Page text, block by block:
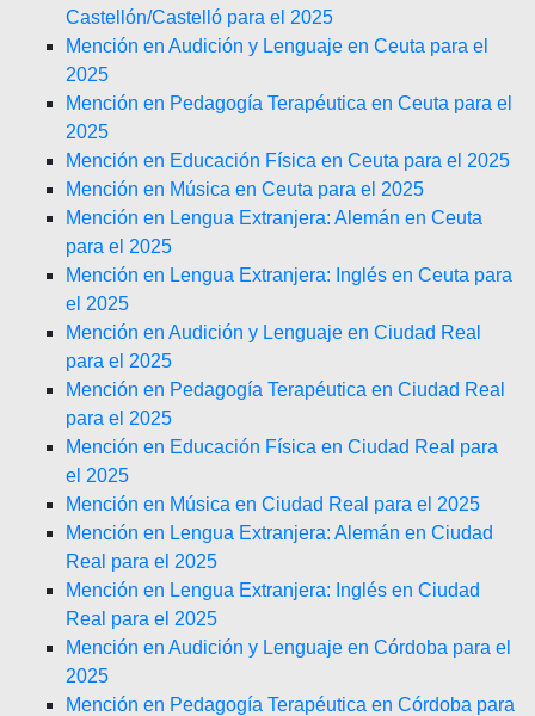
Castellón/Castelló para el 2025
Mención en Audición y Lenguaje en Ceuta para el
2025
Mención en Pedagogía Terapéutica en Ceuta para el
2025
Mención en Educación Física en Ceuta para el 2025
Mención en Música en Ceuta para el 2025
Mención en Lengua Extranjera: Alemán en Ceuta
para el 2025
Mención en Lengua Extranjera: Inglés en Ceuta para
el 2025
Mención en Audición y Lenguaje en Ciudad Real
para el 2025
Mención en Pedagogía Terapéutica en Ciudad Real
para el 2025
Mención en Educación Física en Ciudad Real para
el 2025
Mención en Música en Ciudad Real para el 2025
Mención en Lengua Extranjera: Alemán en Ciudad
Real para el 2025
Mención en Lengua Extranjera: Inglés en Ciudad
Real para el 2025
Mención en Audición y Lenguaje en Córdoba para el
2025
Mención en Pedagogía Terapéutica en Córdoba para